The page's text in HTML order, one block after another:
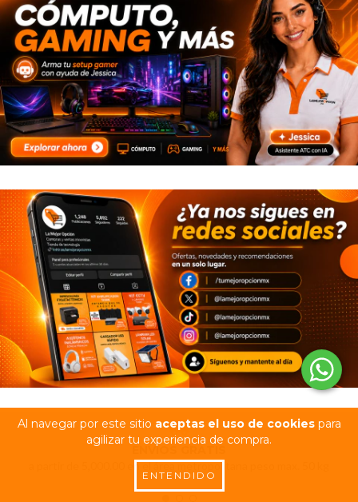
Al navegar por este sitio aceptas el uso de cookiespara
agilizar tu experiencia de compra.
ENTENDIDO
ENVÍOS GRATIS
a partir de 5,000.00 en el área metropolitana peso max. 50 kg